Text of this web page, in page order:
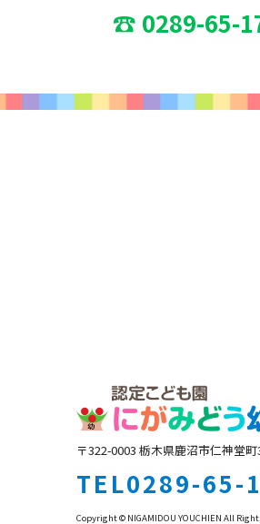
☎ 0289-65-
〒322-0003 栃木県鹿沼市仁神堂町
TEL0289-65-
Copyright © NIGAMIDOU YOUCHIEN All